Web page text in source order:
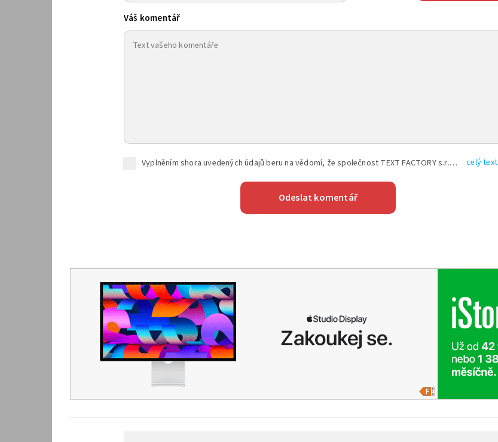
Váš komentář
Vyplněním shora uvedených údajů beru na vědomí, že společnost TEXT FACTORY s.r.o., sídlem Brno, Durďákova 336/29, Černá Pole, PSČ: 613 00, IČ: 06157831, zapsané u Krajského soudu v Brně, oddíl C, vložka 100399, bude zpracovávat mé osobní údaje uvedené v rámci mnou vyplněného registračního formuláře na základě oprávněných zájmů TEXT FACTORY s.r.o. dle čl. 6 odst. 1 písm. f) GDPR a pro splnění právních povinností (čl. 6 odst. 1 písm. c) GDPR), a to pro tyto účely: nezbytnost zajistit oprávnění návštěvníka webových stránek provozovaných společností TEXT FACTORY s.r.o. přispívat aktivně ke zveřejněným článkům nebo v rámci diskusních fór a výkon práv TEXT FACTORY s.r.o. jako administrátora těchto diskusních fór. Více informací o zpracování osobních údajů a právech lze nalézt v celý text